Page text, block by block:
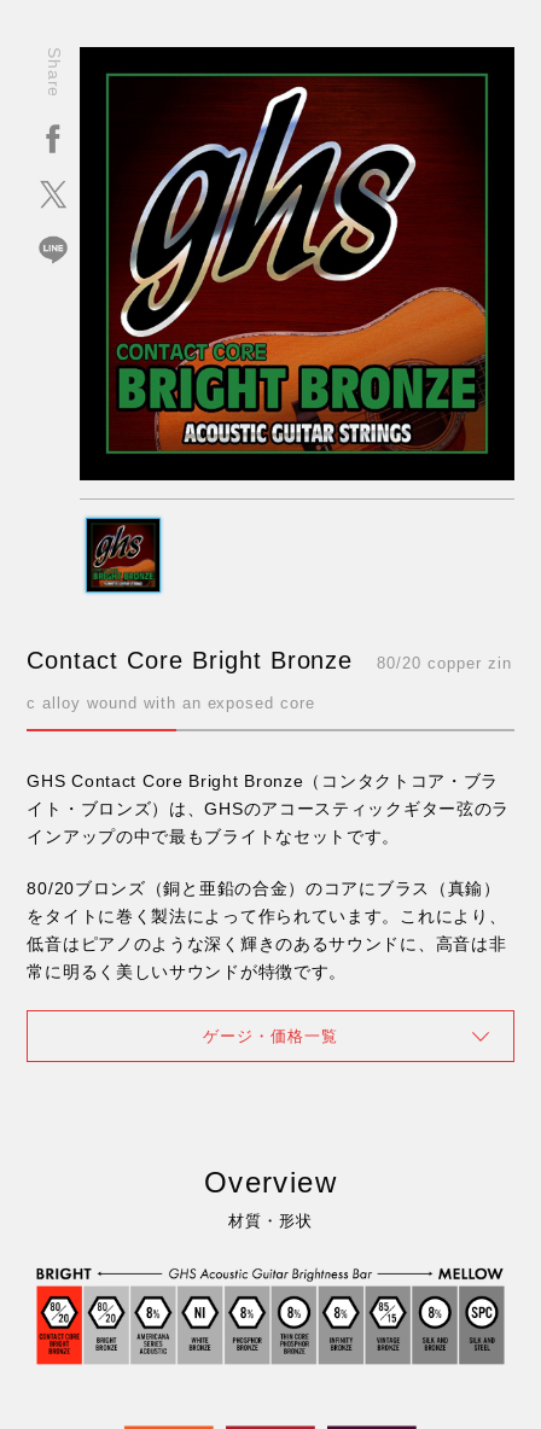
Share
Contact Core Bright Bronze 80/20 copper zin
c alloy wound with an exposed core
GHS Contact Core Bright Bronze（コンタクトコア・ブラ
イト・ブロンズ）は、GHSのアコースティックギター弦のラ
インアップの中で最もブライトなセットです。
80/20ブロンズ（銅と亜鉛の合金）のコアにブラス（真鍮）
をタイトに巻く製法によって作られています。これにより、
低音はピアノのような深く輝きのあるサウンドに、高音は非
常に明るく美しいサウンドが特徴です。
ゲージ・価格一覧
Overview
材質・形状